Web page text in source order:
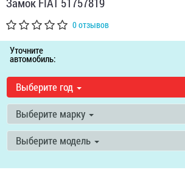
0 отзывов
Уточните
автомобиль:
Выберите год
Выберите марку
Выберите модель